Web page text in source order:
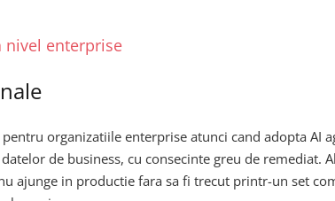
nivel enterprise
organizatiile enterprise atunci cand adopta AI
de business, cu consecinte greu de remediat.
ajunge in productie fara sa fi trecut printr-un set